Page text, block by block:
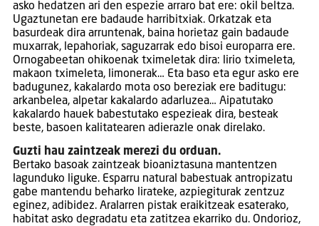
asko hedatzen ari den espezie arraro bat ere: okil beltza.
Ugaztunetan ere badaude harribitxiak. Orkatzak eta
basurdeak dira arruntenak, baina horietaz gain badaude
muxarrak, lepahoriak, saguzarrak edo bisoi europarra ere.
Ornogabeetan ohikoenak tximeletak dira: lirio tximeleta,
makaon tximeleta, limonerak… Eta baso eta egur asko ere
badugunez, kakalardo mota oso bereziak ere baditugu:
arkanbelea, alpetar kakalardo adarluzea… Aipatutako
kakalardo hauek babestutako espezieak dira, besteak
beste, basoen kalitatearen adierazle onak direlako.
Guzti hau zaintzeak merezi du orduan.
Bertako basoak zaintzeak bioaniztasuna mantentzen
lagunduko liguke. Esparru natural babestuak antropizatu
gabe mantendu beharko lirateke, azpiegiturak zentzuz
eginez, adibidez. Aralarren pistak eraikitzeak esaterako,
habitat asko degradatu eta zatitzea ekarriko du. Ondorioz,